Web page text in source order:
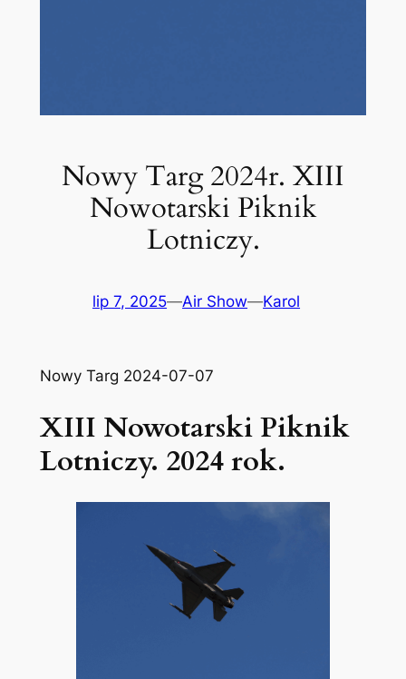
Nowy Targ 2024r. XIII
Nowotarski Piknik
Lotniczy.
lip 7, 2025—Air Show—Karol
Nowy Targ 2024-07-07
XIII Nowotarski Piknik
Lotniczy. 2024 rok.